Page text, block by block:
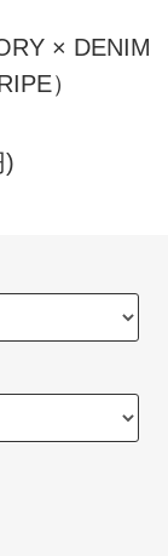
× DENIM
）
)